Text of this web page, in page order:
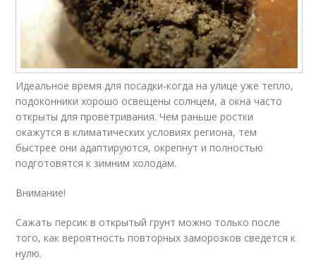
Идеальное время для посадки-когда на улице уже тепло,
подоконники хорошо освещены солнцем, а окна часто
открыты для проветривания. Чем раньше ростки
окажутся в климатических условиях региона, тем
быстрее они адаптируются, окрепнут и полностью
подготовятся к зимним холодам.
Внимание!
Сажать персик в открытый грунт можно только после
того, как вероятность повторных заморозков сведется к
нулю.